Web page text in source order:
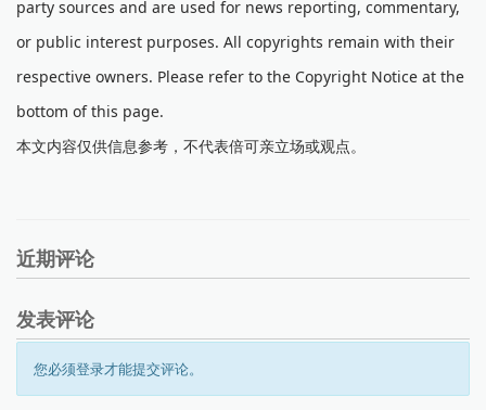
party sources and are used for news reporting, commentary,
or public interest purposes. All copyrights remain with their
respective owners. Please refer to the Copyright Notice at the
bottom of this page.
本文内容仅供信息参考，不代表倍可亲立场或观点。
近期评论
发表评论
您必须登录才能提交评论。